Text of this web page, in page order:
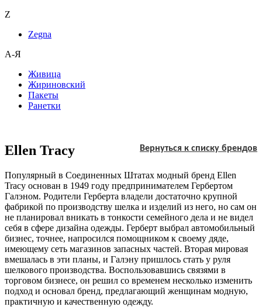
Z
Zegna
А-Я
Живица
Жириновский
Пакеты
Ранетки
Ellen Tracy Вернуться к списку брендов
Популярный в Соединенных Штатах модный бренд Ellen
Tracy основан в 1949 году предпринимателем Гербертом
Галэном. Родители Герберта владели достаточно крупной
фабрикой по производству шелка и изделий из него, но сам он
не планировал вникать в тонкости семейного дела и не видел
себя в сфере дизайна одежды. Герберт выбрал автомобильный
бизнес, точнее, напросился помощником к своему дяде,
имеющему сеть магазинов запасных частей. Вторая мировая
вмешалась в эти планы, и Галэну пришлось стать у руля
шелкового производства. Воспользовавшись связями в
торговом бизнесе, он решил со временем несколько изменить
подход и основал бренд, предлагающий женщинам модную,
практичную и качественную одежду.